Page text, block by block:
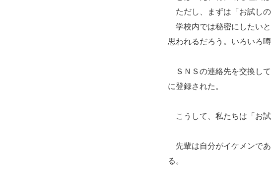
ただし、まずは「お試しの
学校内では秘密にしたい
思われるだろう。いろいろ
ＳＮＳの連絡先を交換し
に登録された。
こうして、私たちは「お試
先輩は自分がイケメンで
る。